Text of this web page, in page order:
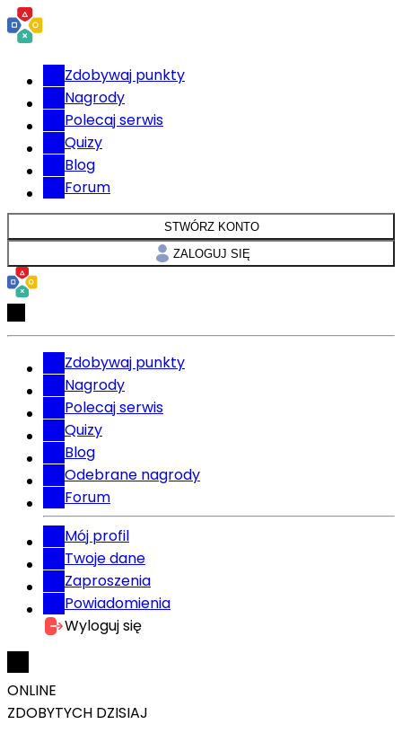
Zdobywaj punkty
Nagrody
Polecaj serwis
Quizy
Blog
Forum
STWÓRZ KONTO
ZALOGUJ SIĘ
Zdobywaj punkty
Nagrody
Polecaj serwis
Quizy
Blog
Odebrane nagrody
Forum
Mój profil
Twoje dane
Zaproszenia
Powiadomienia
Wyloguj się
ONLINE
ZDOBYTYCH DZISIAJ